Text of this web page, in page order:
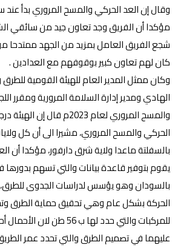
مؤكدا أن الفريق وجد تعاون جيد من سائقي
شجع الفريق العامل بمزيد من الجهد ممتدحا
كان لهم تعاون كبير بوقوفهم مع العدادين .
وكان ممثل المدير العام للهيئة القومية
الهادي ومدير إدارة السلامة المرورية ومقرر
والمسح المروري لعام 2023م
الحركي والمسح المروري، مشيرا الى أن كل
بالسفلتة ماعدا ولاية شرق دارفور، مؤكدا أن
يقوم بتوفير قاعدة بيانات والتي تسهم
بالسودان وهو يؤسس لدراسات الجدوى
الحركة بشكل عام وهي تحقيق حماية الطرق
للمركبات والتي حدد لها ب 56
عليهما في تصميم الطرق والتي تحدد عمر